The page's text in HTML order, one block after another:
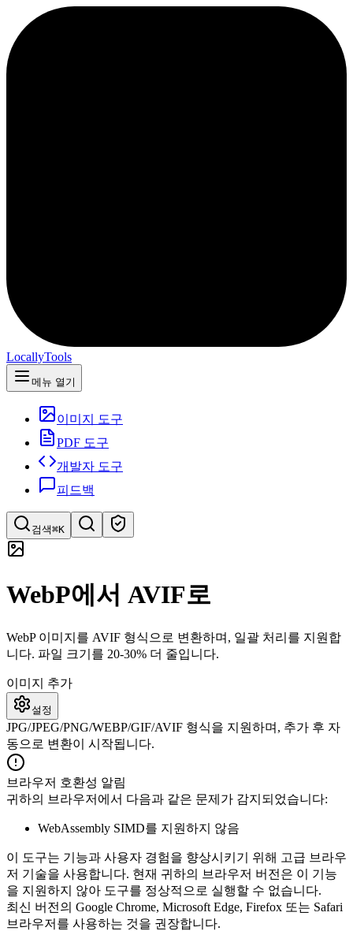
LocallyTools
메뉴 열기
이미지 도구
PDF 도구
개발자 도구
피드백
검색⌘K
빠르게 도구 검색
WebP에서 AVIF로
WebP 이미지를 AVIF 형식으로 변환하며, 일괄 처리를 지원합
니다. 파일 크기를 20-30% 더 줄입니다.
이미지 추가
설정
JPG/JPEG/PNG/WEBP/GIF/AVIF 형식을 지원하며, 추가 후 자
동으로 변환이 시작됩니다.
브라우저 호환성 알림
귀하의 브라우저에서 다음과 같은 문제가 감지되었습니다:
WebAssembly SIMD를 지원하지 않음
이 도구는 기능과 사용자 경험을 향상시키기 위해 고급 브라우
저 기술을 사용합니다. 현재 귀하의 브라우저 버전은 이 기능
을 지원하지 않아 도구를 정상적으로 실행할 수 없습니다.
최신 버전의 Google Chrome, Microsoft Edge, Firefox 또는 Safari
브라우저를 사용하는 것을 권장합니다.